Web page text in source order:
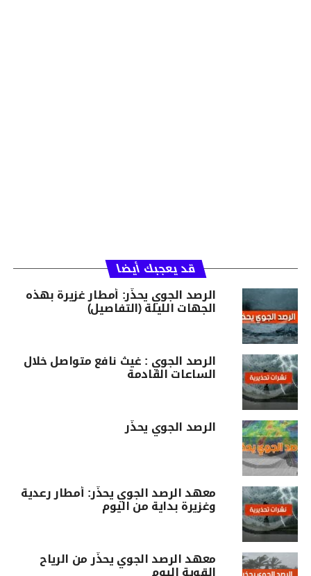
قد يعجبك أيضا
الرصد الجوي يحذّر: أمطار غزيرة بهذه
الجهات الليلة (التفاصيل)
الرصد الجوي : غيث نافع متواصل خلال
الساعات القادمة
الرصد الجوي يحذّر
معهد الرصد الجوي يحذّر: أمطار رعدية
وغزيرة بداية من اليوم
معهد الرصد الجوي يحذّر من الرياح